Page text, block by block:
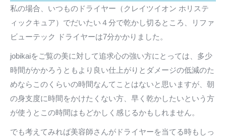
私の場合、いつものドライヤー（クレイツイオン ホリステ
ィックキュア）でだいたい４分で乾かし切るところ、リファ
ビューテック ドライヤーは7分かかりました。
jobikaiをご覧の美に対して追求心の強い方にとっては、多少
時間がかかろうともより良い仕上がりとダメージの低減のた
めならこのくらいの時間なんてことはないと思いますが、朝
の身支度に時間をかけたくない方、早く乾かしたいという方
が使うとこの時間はもどかしく感じるかもしれません。
でも考えてみれば美容師さんがドライヤーを当てる時もしっ